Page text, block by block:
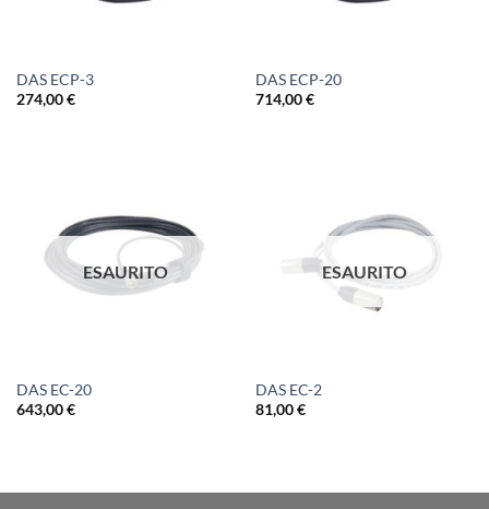
DAS ECP-3
274,00€
DAS ECP-20
714,00€
ESAURITO
DAS EC-20
643,00€
ESAURITO
DAS EC-2
81,00€